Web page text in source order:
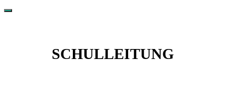
SCHULLEITUNG